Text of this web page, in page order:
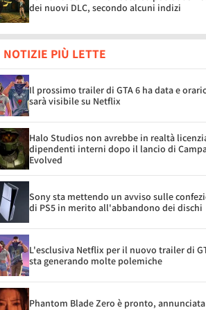
dei nuovi DLC, secondo alcuni indizi
NOTIZIE PIÙ LETTE
Il prossimo trailer di GTA 6 ha data e
sarà visibile su Netflix
Halo Studios non avrebbe in realtà
dipendenti interni dopo il lancio di
Evolved
Sony sta mettendo un avviso sulle
di PS5 in merito all'abbandono dei dischi
L'esclusiva Netflix per il nuovo trailer di
sta generando molte polemiche
Phantom Blade Zero è pronto,